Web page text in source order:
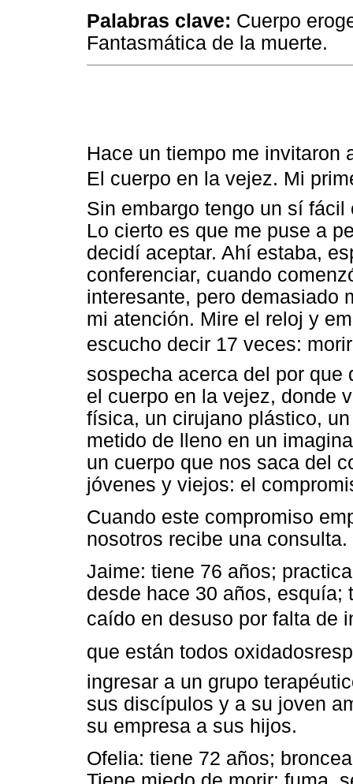
Palabras clave: Cuerpo
Fantasmática de la muerte.
Hace un tiempo me invitaron
El cuerpo en la vejez. Mi
Sin embargo tengo un sí
Lo cierto es que me puse a
decidí aceptar. Ahí estaba,
conferenciar, cuando
interesante, pero demasiado
mi atención. Mire el reloj y
escucho decir 17 veces:
sospecha acerca del por
el cuerpo en la vejez, donde
física, un cirujano plástico,
metido de lleno en un
un cuerpo que nos saca del
jóvenes y viejos: el
Cuando este compromiso
nosotros recibe una consulta.
Jaime: tiene 76 años;
desde hace 30 años, esquía;
caído en desuso por falta de
que están todos
ingresar a un grupo
sus discípulos y a su joven
su empresa a sus hijos.
Ofelia: tiene 72 años;